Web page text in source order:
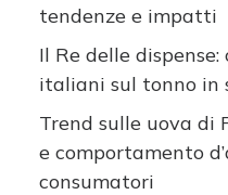
tendenze e impatti
Il Re delle
italiani sul tonno in
Trend sulle uova di
e comportamento
consumatori